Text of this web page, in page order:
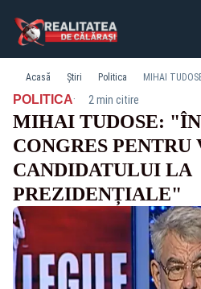
Acasă Știri Politica
POLITICA· 2 min citire
MIHAI TUDOSE:
CONGRES
CANDIDATULUI LA
PREZIDENȚIALE"